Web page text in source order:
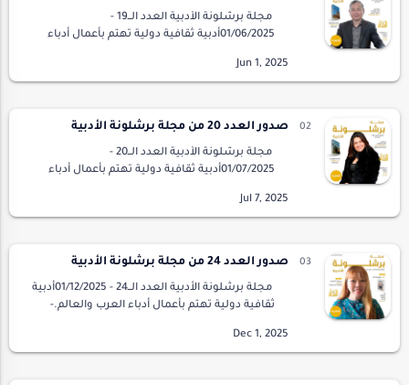
مجلة برشلونة الأدبية العدد الــ19 -
01/06/2025أدبية ثقافية دولية تهتم بأعمال أدباء
Barcelona Literary MagazineIssue 19 - …
صدور العدد 20 من مجلة برشلونة الأدبية
مجلة برشلونة الأدبية العدد الــ20 -
01/07/2025أدبية ثقافية دولية تهتم بأعمال أدباء
Barcelona Literary MagazineIssue 20 - 01/07/…
صدور العدد 24 من مجلة برشلونة الأدبية
مجلة برشلونة الأدبية العدد الــ24 - 01/12/2025أدبية
ثقافية دولية تهتم بأعمال أدباء العرب والعالم.-
MagazineIssue 24 - 01/12/…